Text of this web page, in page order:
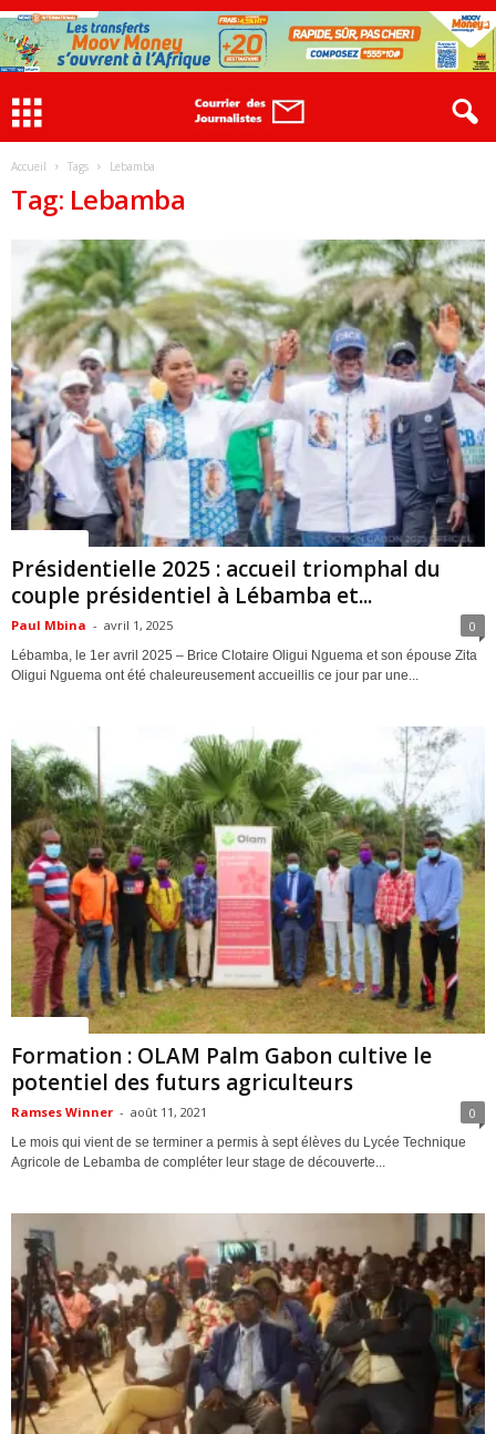
Accueil Tags Lebamba
Tag: Lebamba
Présidentielle 2025 : accueil triomphal du
couple présidentiel à Lébamba et...
Paul Mbina - avril 1, 2025 0
Lébamba, le 1er avril 2025 – Brice Clotaire Oligui Nguema et son épouse Zita
Oligui Nguema ont été chaleureusement accueillis ce jour par une...
Formation : OLAM Palm Gabon cultive le
potentiel des futurs agriculteurs
Ramses Winner - août 11, 2021 0
Le mois qui vient de se terminer a permis à sept élèves du Lycée Technique
Agricole de Lebamba de compléter leur stage de découverte...